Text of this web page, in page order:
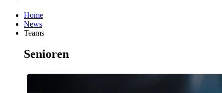
Home
News
Teams
Senioren